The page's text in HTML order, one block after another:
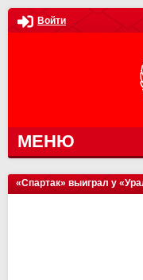
Войти
МЕНЮ
«Спартак» выиграл у